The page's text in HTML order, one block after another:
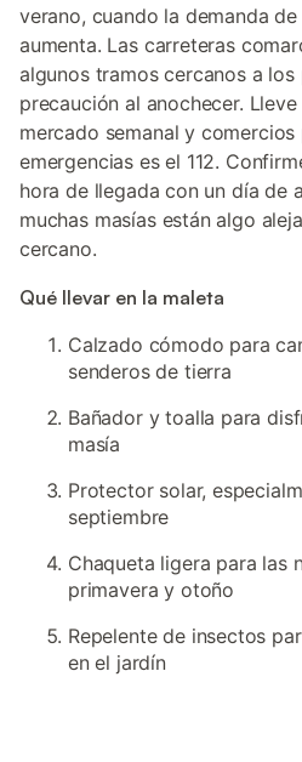
verano, cuando la demanda
aumenta. Las carreteras
algunos tramos cercanos a
precaución al anochecer.
mercado semanal y
emergencias es el 112.
hora de llegada con un día de
muchas masías están algo
cercano.
Qué llevar en la maleta
Calzado cómodo para
senderos de tierra
Bañador y toalla para
masía
Protector solar,
septiembre
Chaqueta ligera para las
primavera y otoño
Repelente de insectos
en el jardín